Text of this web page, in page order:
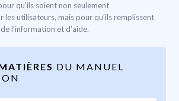
qu'ils soient non seulement
les utilisateurs, mais pour qu’ils remplissent
l'information et d’aide.
DU MANUEL